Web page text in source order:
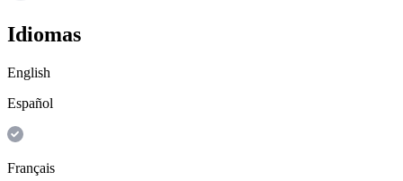
Idiomas
English
Español
Français